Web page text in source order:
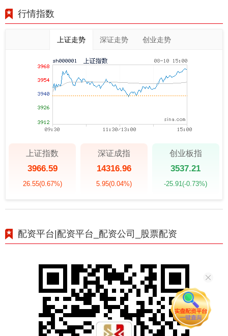
行情指数
上证走势 深证走势 创业走势
上证指数
3966.59
26.55(0.67%)
深证成指
14316.96
5.95(0.04%)
创业板指
3537.21
-25.91(-0.73%)
配资平台|配资平台_配资公司_股票配资